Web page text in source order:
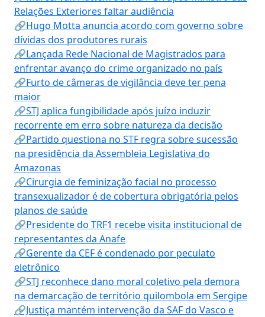
Relações Exteriores faltar audiência
🔗Hugo Motta anuncia acordo com governo sobre
dívidas dos produtores rurais
🔗Lançada Rede Nacional de Magistrados para
enfrentar avanço do crime organizado no país
🔗Furto de câmeras de vigilância deve ter pena
maior
🔗STJ aplica fungibilidade após juízo induzir
recorrente em erro sobre natureza da decisão
🔗Partido questiona no STF regra sobre sucessão
na presidência da Assembleia Legislativa do
Amazonas
🔗Cirurgia de feminização facial no processo
transexualizador é de cobertura obrigatória pelos
planos de saúde
🔗Presidente do TRF1 recebe visita institucional de
representantes da Anafe
🔗Gerente da CEF é condenado por peculato
eletrônico
🔗STJ reconhece dano moral coletivo pela demora
na demarcação de território quilombola em Sergipe
🔗Justiça mantém intervenção da SAF do Vasco e